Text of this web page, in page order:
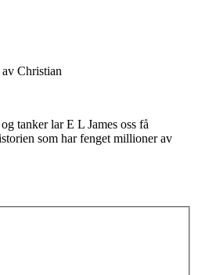
Christian
tanker lar E L James oss få
som har fenget millioner av